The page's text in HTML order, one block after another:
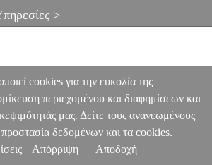
BAROQUE ΠΛΑΣΤΙΚΗ
>
cookies για την ευκολία της
περιεχομένου και διαφημίσεων και
μας. Δείτε τους ανανεωμένους
δεδομένων και τα cookies.
Απόρριψη Αποδοχή